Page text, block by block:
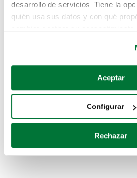
desarrollo de servicios. Tiene la
quién usa sus datos y con qué
Si lo permite, también quisiéramos:
Recopilar información sobre su
Identificar su dispositivo
para buscar características
Obtenga más información sobre
Aceptar
Configurar
Rechazar
Pero puedes encontrar el coche
buscando en alguno de estos
Coches de segunda mano
Coches de km0